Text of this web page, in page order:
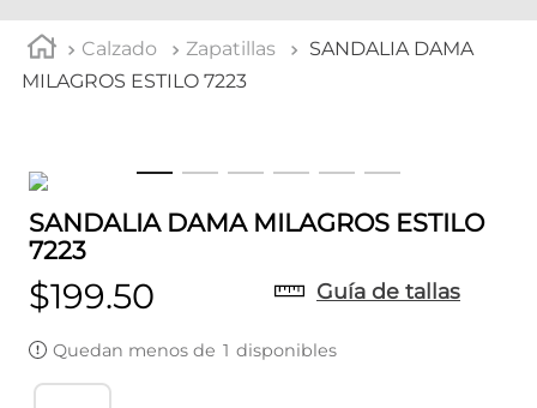
Calzado Zapatillas
SANDALIA DAMA
MILAGROS ESTILO 7223
SANDALIA DAMA MILAGROS ESTILO
7223
$199.50 Guía de tallas
Quedan menos de 1 disponibles
5. tenis